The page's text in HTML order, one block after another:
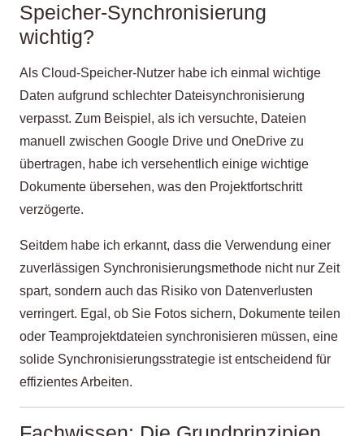
Speicher-Synchronisierung
wichtig?
Als Cloud-Speicher-Nutzer habe ich einmal wichtige
Daten aufgrund schlechter Dateisynchronisierung
verpasst. Zum Beispiel, als ich versuchte, Dateien
manuell zwischen Google Drive und OneDrive zu
übertragen, habe ich versehentlich einige wichtige
Dokumente übersehen, was den Projektfortschritt
verzögerte.
Seitdem habe ich erkannt, dass die Verwendung einer
zuverlässigen Synchronisierungsmethode nicht nur Zeit
spart, sondern auch das Risiko von Datenverlusten
verringert. Egal, ob Sie Fotos sichern, Dokumente teilen
oder Teamprojektdateien synchronisieren müssen, eine
solide Synchronisierungsstrategie ist entscheidend für
effizientes Arbeiten.